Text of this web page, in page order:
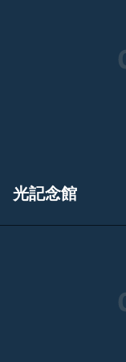
光記念館